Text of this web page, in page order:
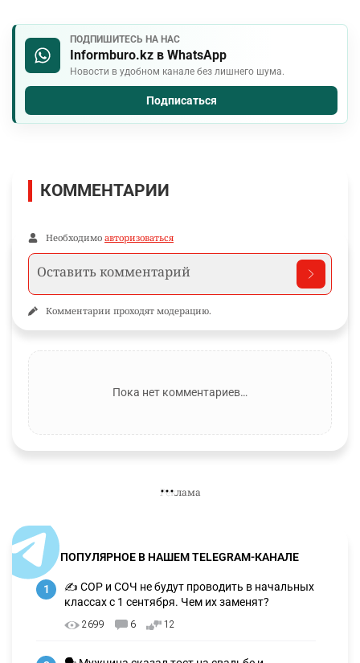
ПОДПИШИТЕСЬ НА НАС
Informburo.kz в WhatsApp
Новости в удобном канале без лишнего шума.
Подписаться
КОММЕНТАРИИ
Необходимо авторизоваться
Комментарии проходят модерацию.
Пока нет комментариев…